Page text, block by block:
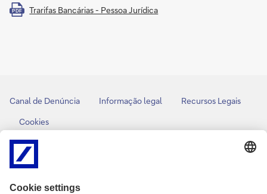
PDF Trarifas Bancárias - Pessoa Jurídica
Canal de Denúncia Informação legal
Recursos Legais
Cookies
back to top
Copyright © 2026 Deutsche Bank AG, Frankfurt am
Main